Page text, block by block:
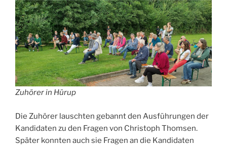
Zuhörer in Hürup
Die Zuhörer lauschten gebannt den Ausführungen der
Kandidaten zu den Fragen von Christoph Thomsen.
Später konnten auch sie Fragen an die Kandidaten